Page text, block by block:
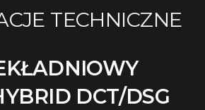
TECHNICZNE
DCT/DSG